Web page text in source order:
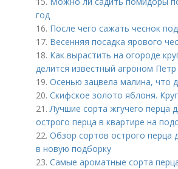
год
16. После чего сажать чеснок
17. Весенняя посадка ярового
18. Как вырастить на огороде
делится известный агроном
19. Осенью зацвела малина, что
20. Скифское золото яблоня.
21.Лучшие сорта жгучего перца
острого перца в квартире на
22. Обзор сортов острого перца
в новую подборку
23. Самые ароматные сорта